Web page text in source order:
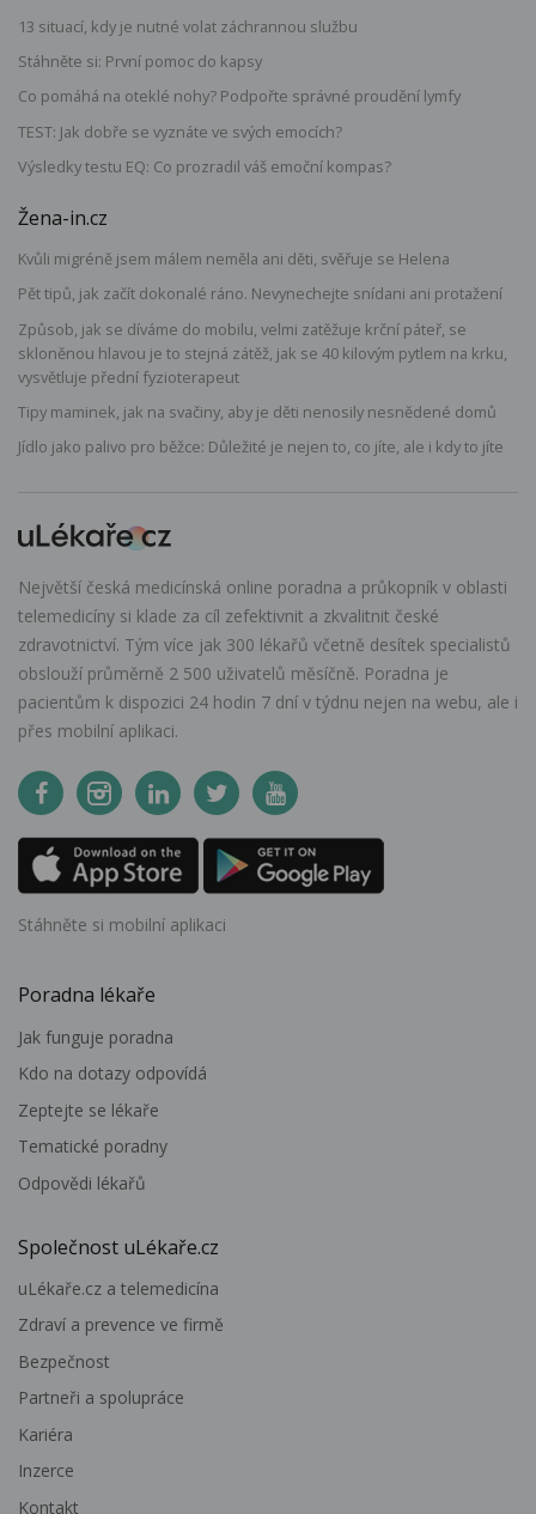
13 situací, kdy je nutné volat záchrannou službu
Stáhněte si: První pomoc do kapsy
Co pomáhá na oteklé nohy? Podpořte správné proudění lymfy
TEST: Jak dobře se vyznáte ve svých emocích?
Výsledky testu EQ: Co prozradil váš emoční kompas?
Žena-in.cz
Kvůli migréně jsem málem neměla ani děti, svěřuje se Helena
Pět tipů, jak začít dokonalé ráno. Nevynechejte snídani ani protažení
Způsob, jak se díváme do mobilu, velmi zatěžuje krční páteř, se
skloněnou hlavou je to stejná zátěž, jak se 40 kilovým pytlem na krku,
vysvětluje přední fyzioterapeut
Tipy maminek, jak na svačiny, aby je děti nenosily nesnědené domů
Jídlo jako palivo pro běžce: Důležité je nejen to, co jíte, ale i kdy to jíte
Největší česká medicínská online poradna a průkopník v oblasti
telemedicíny si klade za cíl zefektivnit a zkvalitnit české
zdravotnictví. Tým více jak 300 lékařů včetně desítek specialistů
obslouží průměrně 2 500 uživatelů měsíčně. Poradna je
pacientům k dispozici 24 hodin 7 dní v týdnu nejen na webu, ale i
přes mobilní aplikaci.
Stáhněte si mobilní aplikaci
Poradna lékaře
Jak funguje poradna
Kdo na dotazy odpovídá
Zeptejte se lékaře
Tematické poradny
Odpovědi lékařů
Společnost uLékaře.cz
uLékaře.cz a telemedicína
Zdraví a prevence ve firmě
Bezpečnost
Partneři a spolupráce
Kariéra
Inzerce
Kontakt